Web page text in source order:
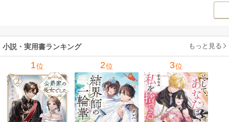
小説・実用書ランキング もっと見る
1位 2位 3位